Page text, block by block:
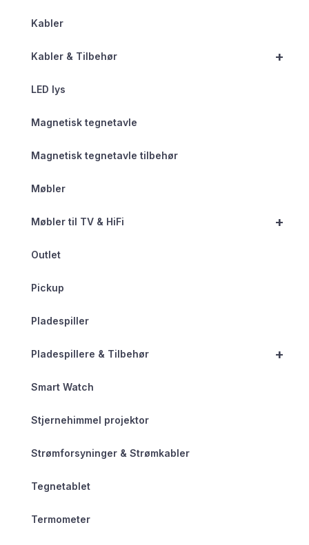
Kabler
+
Kabler & Tilbehør
LED lys
Magnetisk tegnetavle
Magnetisk tegnetavle tilbehør
Møbler
+
Møbler til TV & HiFi
Outlet
Pickup
Pladespiller
+
Pladespillere & Tilbehør
Smart Watch
Stjernehimmel projektor
Strømforsyninger & Strømkabler
Tegnetablet
Termometer